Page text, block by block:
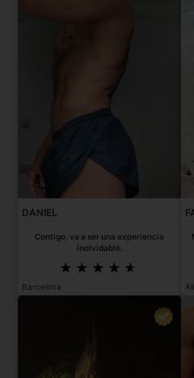
DANIEL
Contigo, va a ser una experiencia
inolvidable.
Barcelona